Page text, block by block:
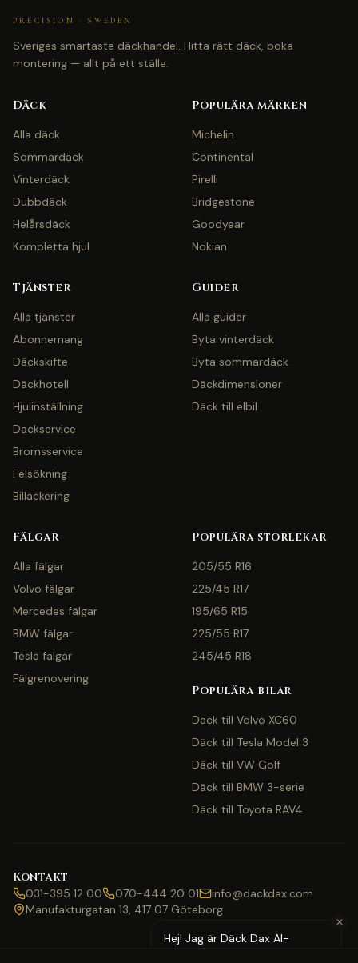
PRECISION · SWEDEN
Sveriges smartaste däckhandel. Hitta rätt däck, boka
montering — allt på ett ställe.
Däck
Alla däck
Sommardäck
Vinterdäck
Dubbdäck
Helårsdäck
Kompletta hjul
Populära märken
Michelin
Continental
Pirelli
Bridgestone
Goodyear
Nokian
Tjänster
Alla tjänster
Abonnemang
Däckskifte
Däckhotell
Hjulinställning
Däckservice
Bromsservice
Felsökning
Billackering
Guider
Alla guider
Byta vinterdäck
Byta sommardäck
Däckdimensioner
Däck till elbil
Fälgar
Alla fälgar
Volvo fälgar
Mercedes fälgar
BMW fälgar
Tesla fälgar
Fälgrenovering
Populära storlekar
205/55 R16
225/45 R17
195/65 R15
225/55 R17
245/45 R18
Populära bilar
Däck till Volvo XC60
Däck till Tesla Model 3
Däck till VW Golf
Däck till BMW 3-serie
Däck till Toyota RAV4
Kontakt
031-395 12 00 070-444 20 01
info@dackdax.com
Manufakturgatan 13, 417 07 Göteborg
✕
Hej! Jag är Däck Dax AI-